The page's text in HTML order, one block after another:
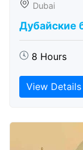
Dubai
Дубайские
8 Hours
View Details